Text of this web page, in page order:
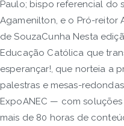
Paulo; bispo referencial do
Agamenilton, e o Pró-reitor
de SouzaCunha Nesta
Educação Católica que
esperançar!, que norteia a
palestras e mesas-
ExpoANEC — com
mais de 80 horas de